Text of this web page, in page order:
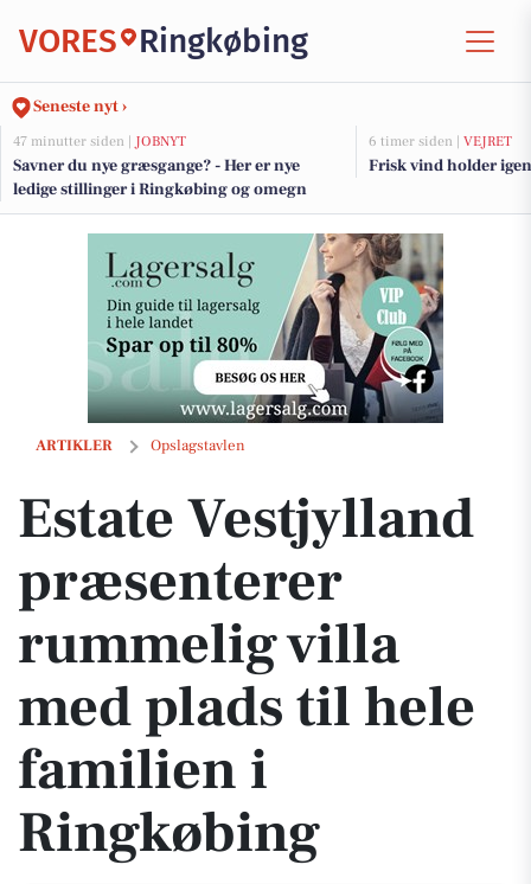
VORES Ringkøbing
Seneste nyt ›
47 minutter siden | JOBNYT
Savner du nye græsgange? - Her er nye
ledige stillinger i Ringkøbing og omegn
6 timer siden | VEJRET
Frisk vind holder
ARTIKLER Opslagstavlen
Estate Vestjylland præsenterer rummelig villa med plads til hele
Estate Vestjylland
præsenterer
rummelig villa
med plads til hele
familien i
Ringkøbing